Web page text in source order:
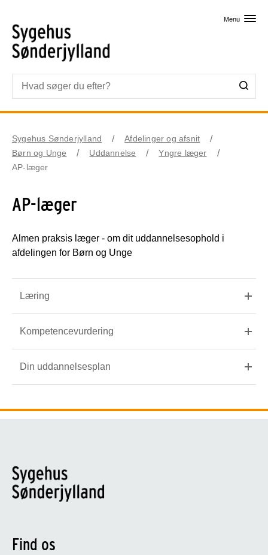
Menu
Sygehus Sønderjylland
Afdelinger og afsnit
Børn og Unge
Uddannelse
Yngre læger
AP-læger
AP-læger
Almen praksis læger - om dit uddannelsesophold i
afdelingen for Børn og Unge
Læring
Kompetencevurdering
Din uddannelsesplan
Find os